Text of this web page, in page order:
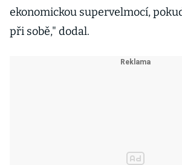
ekonomickou supervelmocí,
při sobě," dodal.